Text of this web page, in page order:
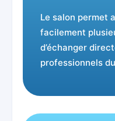
Le salon permet
facilement
d’échanger
professionnels